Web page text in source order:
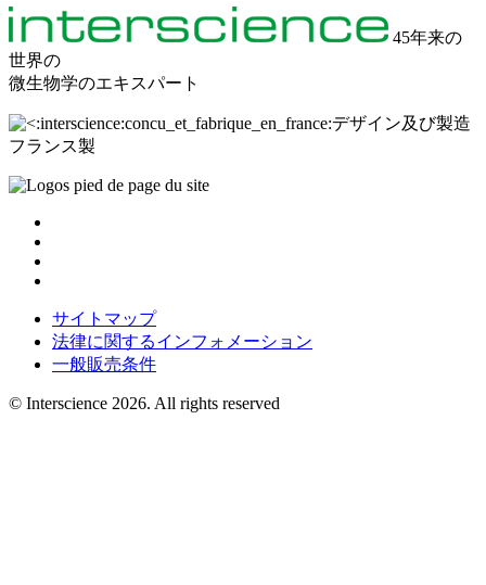
45年来の
世界の
微生物学のエキスパート
デザイン及び製造
フランス製
サイトマップ
法律に関するインフォメーション
一般販売条件
© Interscience 2026. All rights reserved